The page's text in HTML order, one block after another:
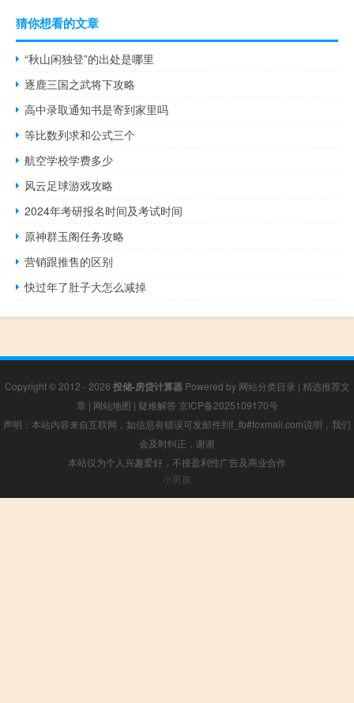
猜你想看的文章
“秋山闲独登”的出处是哪里
逐鹿三国之武将下攻略
高中录取通知书是寄到家里吗
等比数列求和公式三个
​航空学校学费多少
风云足球游戏攻略
2024年考研报名时间及考试时间
原神群玉阁任务攻略
营销跟推售的区别
快过年了肚子大怎么减掉
Copyright © 2012 - 2026 投储-房贷计算器Powered by 网站分类目录 | 精选推荐文
章 | 网站地图 | 疑难解答 京ICP备2025109170号
声明：本站内容来自互联网，如信息有错误可发邮件到f_fb#foxmail.com说明，我们
会及时纠正，谢谢
本站仅为个人兴趣爱好，不接盈利性广告及商业合作
小男孩